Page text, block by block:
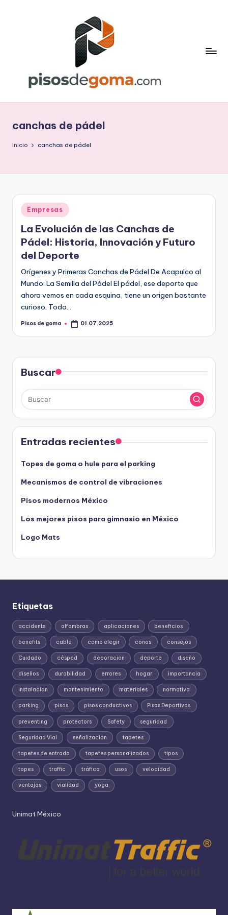
o
s
G
o
m
a
canchas de pádel
Inicio canchas de pádel
Publicado
en
Empresas
La Evolución de las Canchas de
Pádel: Historia, Innovación y Futuro
del Deporte
Orígenes y Primeras Canchas de Pádel De Acapulco al
Mundo: La Semilla del Pádel El pádel, ese deporte que
ahora vemos en cada esquina, tiene un origen bastante
curioso. Todo…
Publicado
Pisos de goma 01.07.2025
Buscar
Entradas recientes
Topes de goma o hule para el parking
Mecanismos de control de vibraciones
Pisos modernos México
Los mejores pisos para gimnasio en México
Logo Mats
Etiquetas
accidents alfombras aplicaciones beneficios
benefits cable como elegir conos consejos
Cuidado césped decoracion deporte diseño
diseños durabilidad errores hogar importancia
instalacion mantenimiento materiales normativa
parking pisos pisos conductivos Pisos Deportivos
preventing protectors Safety seguridad
Seguridad Vial señalización tapetes
tapetes de entrada tapetes personalizados tipos
topes traffic tráfico usos velocidad
ventajas vialidad yoga
Unimat México